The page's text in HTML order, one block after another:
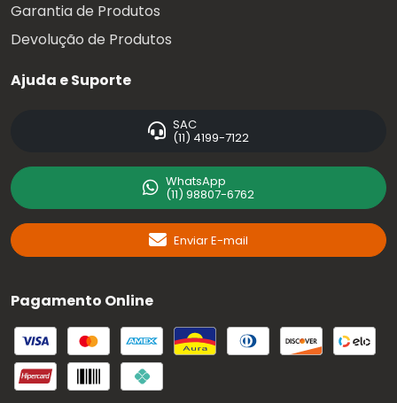
Garantia de Produtos
Devolução de Produtos
Ajuda e Suporte
SAC
(11) 4199-7122
WhatsApp
(11) 98807-6762
Enviar E-mail
Pagamento Online